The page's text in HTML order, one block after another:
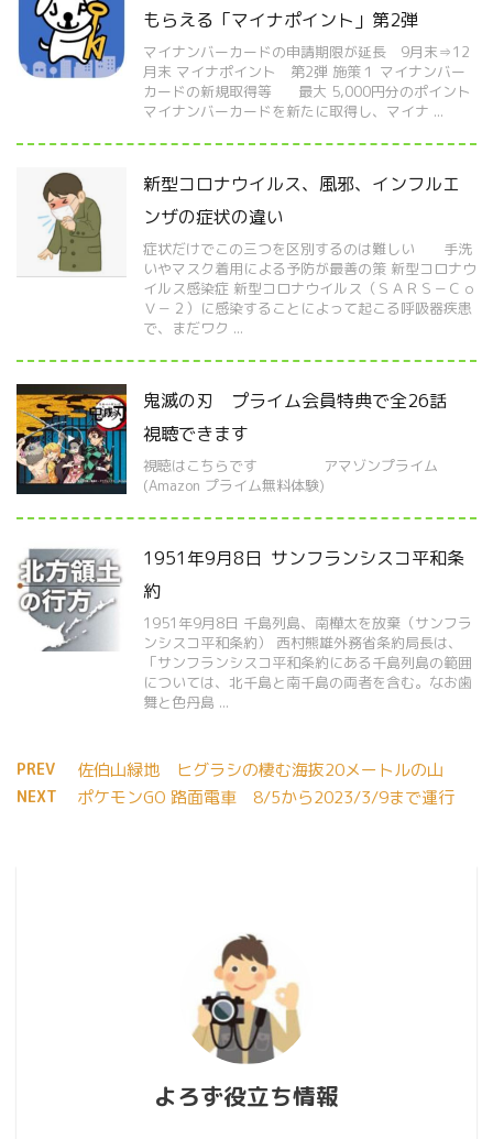
もらえる「マイナポイント」第2弾
マイナンバーカードの申請期限が延長 9月末⇒12
月末 マイナポイント 第2弾 施策１ マイナンバー
カードの新規取得等 最大 5,000円分のポイント
マイナンバーカードを新たに取得し、マイナ ...
新型コロナウイルス、風邪、インフルエ
ンザの症状の違い
症状だけでこの三つを区別するのは難しい 手洗
いやマスク着用による予防が最善の策 新型コロナウ
イルス感染症 新型コロナウイルス（ＳＡＲＳ－Ｃｏ
Ｖ－２）に感染することによって起こる呼吸器疾患
で、まだワク ...
鬼滅の刃 プライム会員特典で全26話
視聴できます
視聴はこちらです アマゾンプライム
(Amazon プライム無料体験)
1951年9月8日 サンフランシスコ平和条
約
1951年9月8日 千島列島、南樺太を放棄（サンフラ
ンシスコ平和条約） 西村熊雄外務省条約局長は、
「サンフランシスコ平和条約にある千島列島の範囲
については、北千島と南千島の両者を含む。なお歯
舞と色丹島 ...
PREV 佐伯山緑地 ヒグラシの棲む海抜20メートルの山
NEXT ポケモンGO 路面電車 8/5から2023/3/9まで運行
よろず役立ち情報